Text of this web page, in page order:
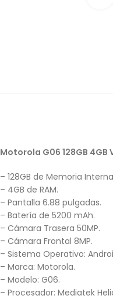
Motorola G06 128GB 4GB
– 128GB de Memoria
– 4GB de RAM.
– Pantalla 6.88 pulgadas.
– Batería de 5200 mAh.
– Cámara Trasera 50MP.
– Cámara Frontal 8MP.
– Sistema Operativo:
– Marca: Motorola.
– Modelo: G06.
– Procesador: Mediatek